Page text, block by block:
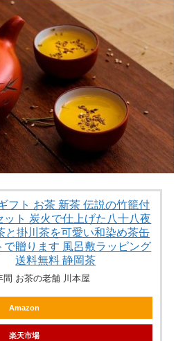
フト お茶 新茶 伝説の竹籠付
ット 炭火で仕上げた八十八夜
と掛川茶を可愛い和染め茶缶
で贈ります 風呂敷ラッピング
送料無料 静岡茶
間 お茶の老舗 川本屋
Amazon
楽天市場